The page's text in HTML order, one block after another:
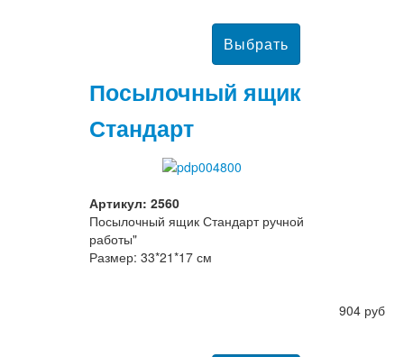
Посылочный ящик
Стандарт
Артикул: 2560
Посылочный ящик Стандарт ручной
работы"
Размер: 33*21*17 см
904 руб